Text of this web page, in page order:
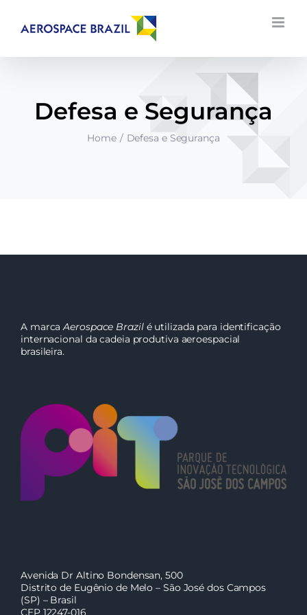
Defesa e Segurança
Home Defesa e Segurança
A marcaAerospace Brazilé utilizada para identificação
internacional da cadeia produtiva aeroespacial
brasileira.
Avenida Dr Altino Bondensan, 500
Distrito de Eugênio de Melo – São José dos Campos
(SP) – Brasil
CEP 12247-016